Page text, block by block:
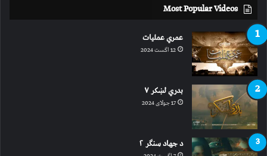
Most Popular Videos
عمري عملیات
12 اگست 2024
بدري لښکر ۷
17 جولای 2024
د جهاد سنګر ۲